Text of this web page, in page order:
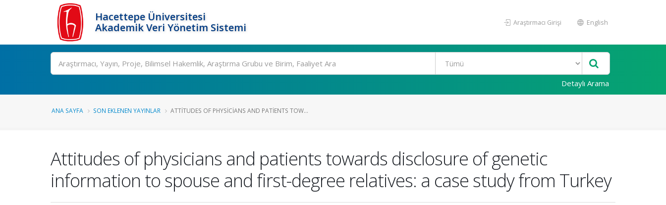
Hacettepe Üniversitesi
Akademik Veri Yönetim Sistemi
Araştırmacı Girişi English
Ara
Detaylı Arama
ANA SAYFA SON EKLENEN YAYINLAR ATTITUDES OF PHYSICIANS AND PATIENTS TOW...
Attitudes of physicians and patients towards disclosure of genetic
information to spouse and first-degree relatives: a case study from Turkey